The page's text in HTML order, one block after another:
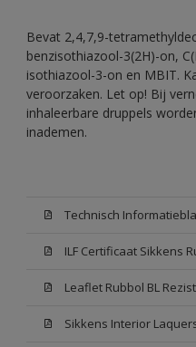
Bevat 2,4,7,9-
benzisothiazool-3(2H)-on,
isothiazool-3-on en MBIT.
veroorzaken. Let op! Bij
inhaleerbare druppels
inademen.
Leaflet Rubbol BL